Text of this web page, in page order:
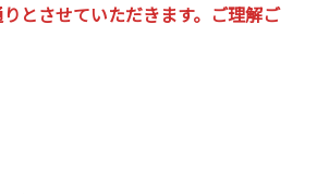
とさせていただきます。ご理解ご